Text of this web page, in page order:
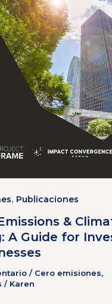
, Publicaciones
&
A Guide for
/ Cero emisiones,
/ Karen